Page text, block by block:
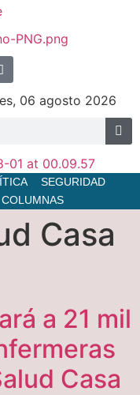
06 agosto 2026
SEGURIDAD
COLUMNAS
Casa
a 21 mil
Casa